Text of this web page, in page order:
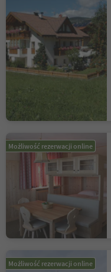
Możliwość rezerwacji online
Możliwość rezerwacji online